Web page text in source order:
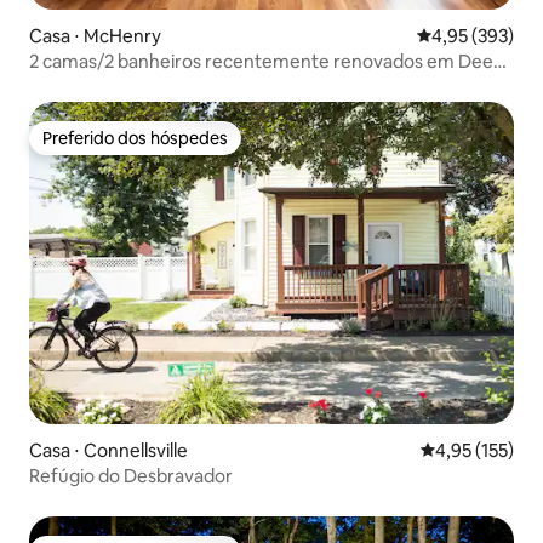
Casa ⋅ McHenry 4,95 de uma
4,95 (393)
2 camas/2 banheiros recentemente renovados em Deep
Preferido dos hóspedes
Preferido dos hóspedes
Casa ⋅ Connellsville 4,95 de uma
4,95 (155)
Refúgio do Desbravador